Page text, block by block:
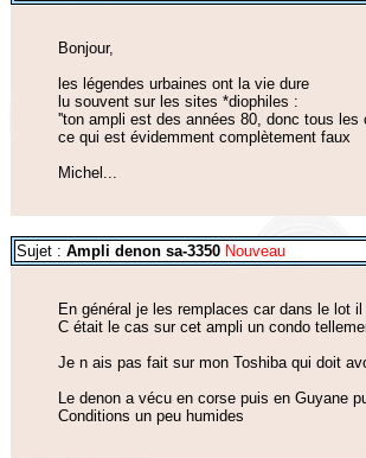
Bonjour,
les légendes urbaines ont la vie dure
lu souvent sur les sites *diophiles :
''ton ampli est des années 80, donc tous les
ce qui est évidemment complètement faux
Michel...
Sujet : Ampli denon sa-3350 Nouveau
En général je les remplaces car dans le lot
C était le cas sur cet ampli un condo
Je n ais pas fait sur mon Toshiba qui doit
Le denon a vécu en corse puis en Guyane
Conditions un peu humides